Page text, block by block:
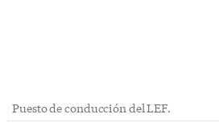
Puesto de conducción del LEF.